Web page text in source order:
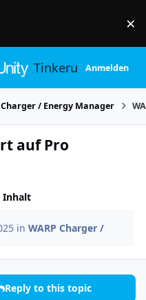
×
TinkerunityAnmelden
Charger / Energy Manager
auf Pro
Inhalt
inWARP Charger /
Reply to this topic